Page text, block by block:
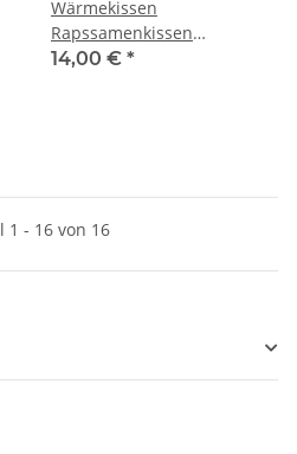
Wärmekissen
Rapssamenkissen
rechteckig "Anker" RG14
14,00 € *
1 - 16 von 16